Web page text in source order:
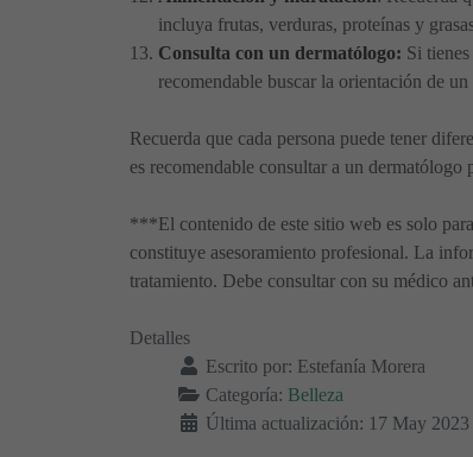
incluya frutas, verduras, proteínas y
Consulta con un dermatólogo: Si
recomendable buscar la orientación de
Recuerda que cada persona puede tener
es recomendable consultar a un dermatólogo
***El contenido de este sitio web es solo
constituye asesoramiento profesional. La
tratamiento. Debe consultar con su médico
Detalles
Escrito por: Estefanía Morera
Categoría: Belleza
Última actualización: 17 May 2023